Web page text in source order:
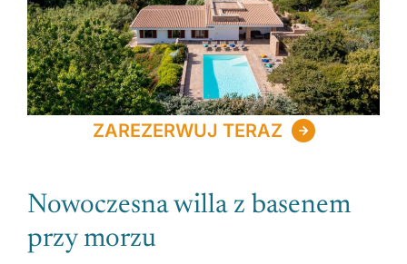
ZAREZERWUJ TERAZ
Nowoczesna willa z basenem
przy morzu